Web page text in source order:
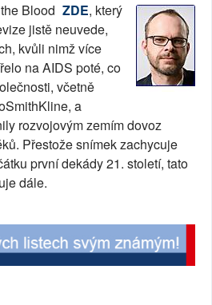
Blood ZDE, který
jistě neuvede,
kvůli nimž více
na AIDS poté, co
včetně
a
rozvojovým zemím dovoz
Přestože snímek zachycuje
první dekády 21. století, tato
dále.